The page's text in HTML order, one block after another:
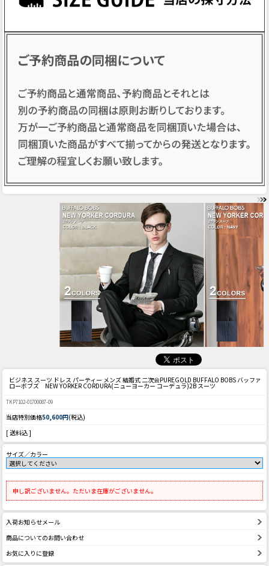
ビジネス スーツ ドレス パーティー メンズ 結婚式 二次会PUREGOLD BUFFALO BOBS バッファ
ローボブズ NEW YORKER CORDURA(ニューヨーカー コーデュラ)2B スーツ
TKP7102-01700087-09
当店特別価格50,600円(税込)
[ 送料込 ]
サイズ／カラー
申し訳ございません。ただいま在庫がございません。
入荷お知らせメール
商品についてのお問い合わせ
お気に入りに登録